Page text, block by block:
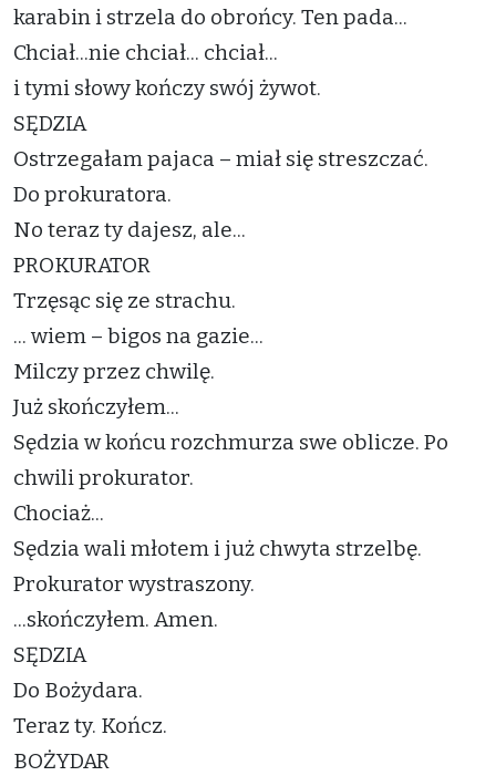
karabin i strzela do obrońcy. Ten pada...
Chciał...nie chciał... chciał...
i tymi słowy kończy swój żywot.
SĘDZIA
Ostrzegałam pajaca – miał się streszczać.
Do prokuratora.
No teraz ty dajesz, ale...
PROKURATOR
Trzęsąc się ze strachu.
... wiem – bigos na gazie...
Milczy przez chwilę.
Już skończyłem...
Sędzia w końcu rozchmurza swe oblicze. Po
chwili prokurator.
Chociaż...
Sędzia wali młotem i już chwyta strzelbę.
Prokurator wystraszony.
...skończyłem. Amen.
SĘDZIA
Do Bożydara.
Teraz ty. Kończ.
BOŻYDAR